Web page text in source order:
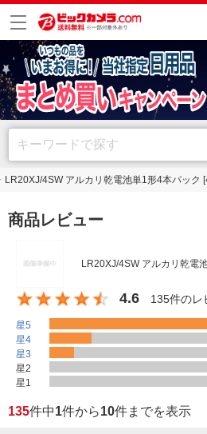
LR20XJ/4SW アルカリ乾電池単1形4本パッ
商品レビュー
LR20XJ/4SW アルカリ乾電
4.6 135件のレ
星5
星4
星3
星2
星1
135件中1件から10件までを表示